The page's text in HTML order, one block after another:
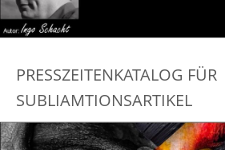
PRESSZEITENKATALOG FÜR
SUBLIAMTIONSARTIKEL